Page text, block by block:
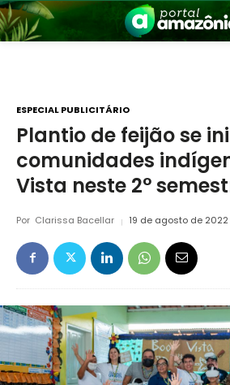
Amazônia
ESPECIAL PUBLICITÁRIO
Plantio de feijão se
comunidades
Vista neste 2°
Por Clarissa Bacellar 19 de agosto de 2022